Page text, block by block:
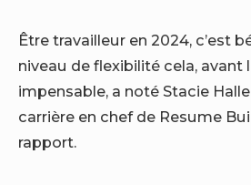
Être travailleur en 2024, c’est
niveau de flexibilité cela, avant
impensable, a noté Stacie
carrière en chef de Resume
rapport.